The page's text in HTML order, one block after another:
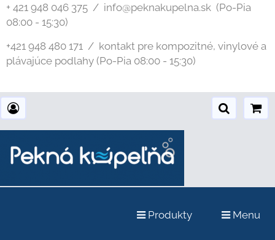
+ 421 948 046 375 / info@peknakupelna.sk (Po-Pia
08:00 - 15:30)
+421 948 480 171 / kontakt pre kompozitné, vinylové a
plávajúce podlahy (Po-Pia 08:00 - 15:30)
Produkty Menu